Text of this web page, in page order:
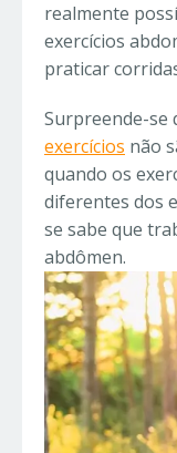
realmente
exercícios
praticar
Surpreende-se
exercícios não
quando os
diferentes dos
se sabe que
abdômen.